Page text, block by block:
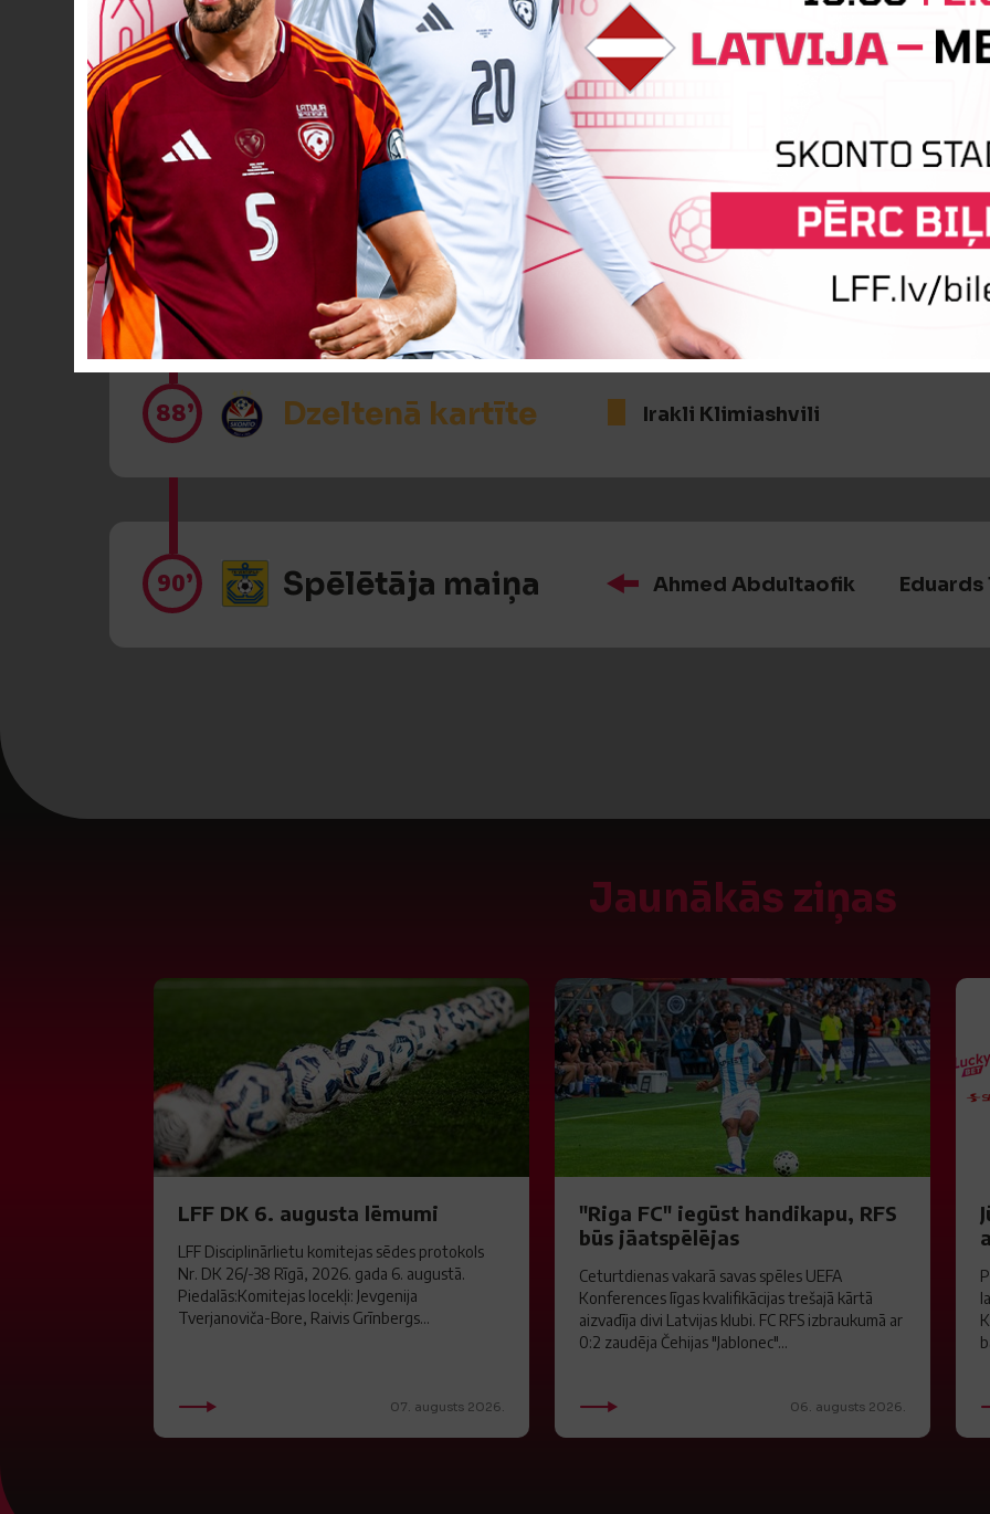
85’ VĀĀĀĀRTI! 1:1 Vārtus guva
88’ VĀĀĀĀRTI! 2:1 Vārtus guvaAntons Kurakins
88’ Dzeltenā kartīte Irakli Klimiashvili
90’ Spēlētāja maiņa Ahmed Abdultaofik
Jaunākās ziņas
LFF DK 6. augusta lēmumi
LFF Disciplinārlietu komitejas sēdes protokols
Nr. DK 26/-38 Rīgā, 2026. gada 6. augustā.
Piedalās:Komitejas locekļi: Jevgenija
Tverjanoviča-Bore, Raivis Grīnbergs...
07. augusts 2026.
"Riga FC" iegūst handikapu, RFS
būs jāatspēlējas
Ceturtdienas vakarā savas spēles UEFA
Konferences līgas kvalifikācijas trešajā kārtā
aizvadīja divi Latvijas klubi. FC RFS izbraukumā ar
0:2 zaudēja Čehijas "Jablonec"...
06. augusts 2026.